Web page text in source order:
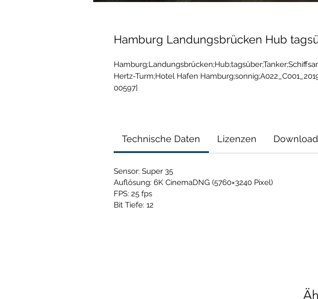
Hamburg Landungsbrücken Hub
Hertz-Turm;Hotel Hafen
00597]
Technische Daten Lizenzen
Sensor: Super 35
Auflösung: 6K CinemaDNG (5760×3240 Pixel)
FPS: 25 fps
Bit Tiefe: 12